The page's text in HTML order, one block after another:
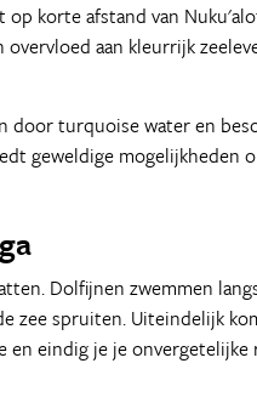
korte afstand van
aan kleurrijk
door turquoise water en
geweldige mogelijkheden
Dolfijnen zwemmen
zee spruiten. Uiteindelijk
en eindig je je